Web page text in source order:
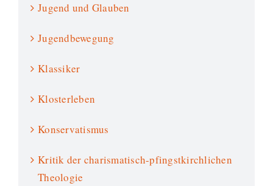
Jugend und Glauben
Jugendbewegung
Klassiker
Klosterleben
Konservatismus
Kritik der charismatisch-pfingstkirchlichen
Theologie